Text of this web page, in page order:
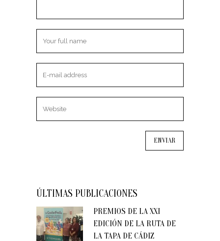
ÚLTIMAS PUBLICACIONES
PREMIOS DE LA XXI
EDICIÓN DE LA RUTA DE
LA TAPA DE CÁDIZ